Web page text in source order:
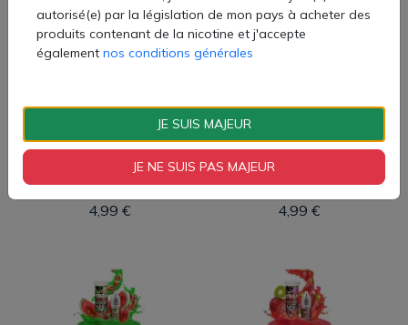
4,99 € 4,99 €
Concentré Gummy Bears
10ml Truly - Chill Pill
4,99 €
Concentré Energy Drink 10ml
Truly - Chill Pill
4,99 €
autorisé(e) par la législation de mon pays à acheter des
produits contenant de la nicotine et j'accepte
également nos conditions générales
JE SUIS MAJEUR
JE NE SUIS PAS MAJEUR